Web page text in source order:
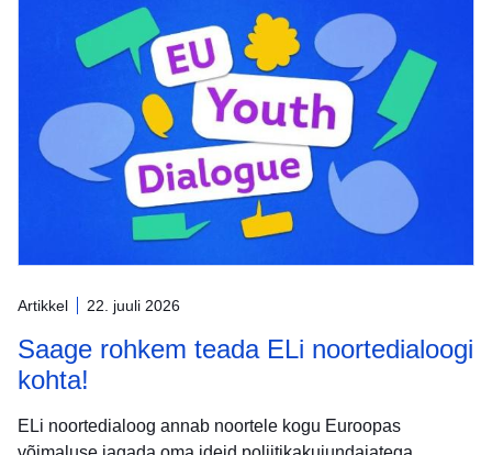
Artikkel 22. juuli 2026
Saage rohkem teada ELi noortedialoogi
kohta!
ELi noortedialoog annab noortele kogu Euroopas